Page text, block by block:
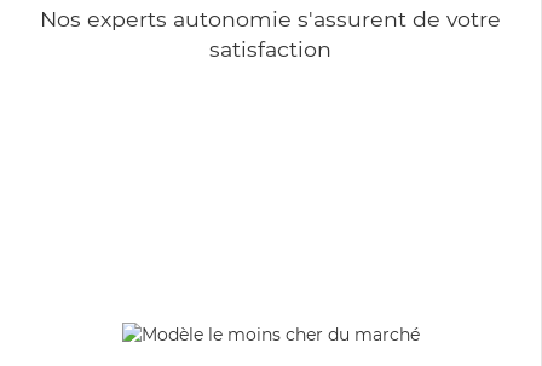
Nos experts autonomie s'assurent de votre
satisfaction